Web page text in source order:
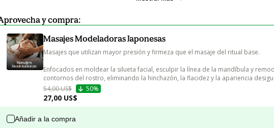
y compra:
Masajes Modeladoras Japonesas
Masajes que utilizan mayor presión y firmeza que el masaje del ritual base.
Enfocados en moldear la silueta facial, esculpir la línea de la mandíbula y
contornos del rostro, eliminando la hinchazón, la flacidez y la apariencia
54,00 US$
50%
27,00 US$
Añadir a la compra